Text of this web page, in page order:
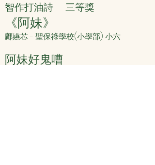
智作打油詩 三等獎
《阿妹》
鄺嬿芯 - 聖保祿學校(小學部) 小六
阿妹好鬼嘈